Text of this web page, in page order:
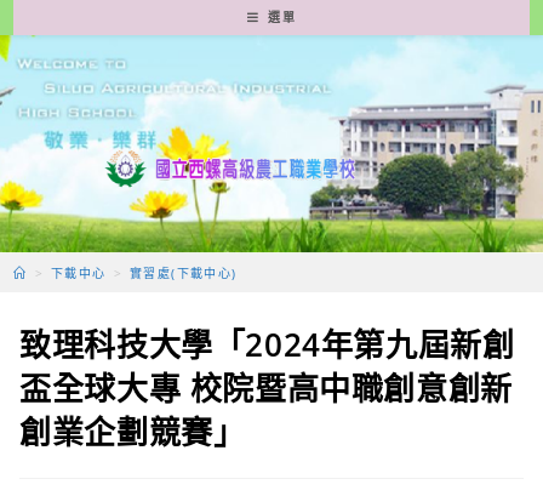
轉
至
要
容
選單
> 下載中心 > 實習處(下載中心)
致理科技大學「2024年第九屆新創
盃全球大專 校院暨高中職創意創新
創業企劃競賽」